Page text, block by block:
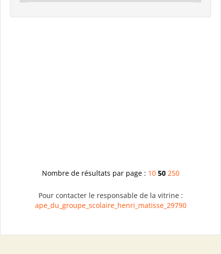
Nombre de résultats par page : 10 50 250
Pour contacter le responsable de la vitrine :
ape_du_groupe_scolaire_henri_matisse_29790